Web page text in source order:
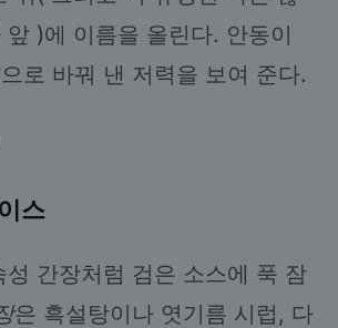
)에 이름을 올린다. 안동이
로 바꿔 낸 저력을 보여 준다.
스
성 간장처럼 검은 소스에 푹 잠
은 흑설탕이나 엿기름 시럽, 다